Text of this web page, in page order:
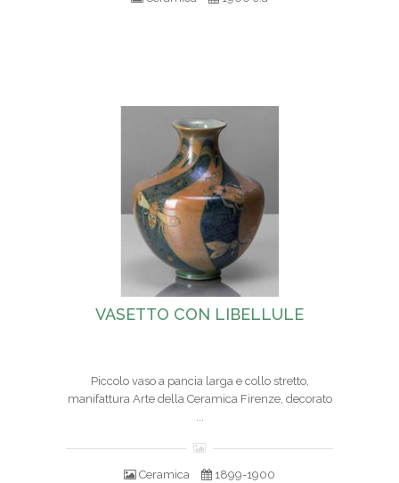
VASETTO CON LIBELLULE
Piccolo vaso a pancia larga e collo stretto,
manifattura Arte della Ceramica Firenze, decorato
...
Ceramica 1899-1900